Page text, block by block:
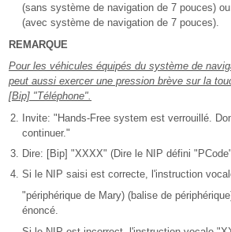
(sans système de navigation de 7 pouces)
(avec système de navigation de 7 pouces).
REMARQUE
Pour les véhicules équipés du système de
peut aussi exercer une pression brève sur la
[Bip] "Téléphone".
Invite: "Hands-Free system est verrouillé.
continuer."
Dire: [Bip] "XXXX" (Dire le NIP défini
Si le NIP saisi est correcte, l'instruction
"périphérique de Mary) (balise de
énoncé.